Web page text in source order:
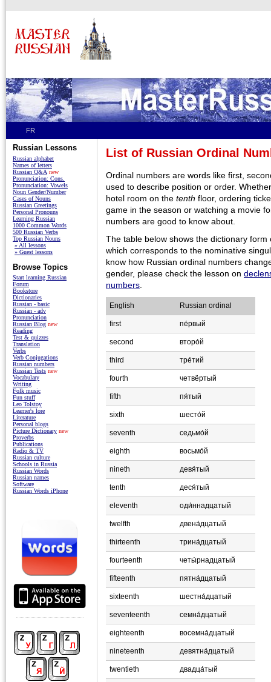
FR
List of Russian Ordinal
Ordinal numbers are words like first,
used to describe position or order.
hotel room on the tenth floor, ordering
game in the season or watching a movie
numbers are good to know about.
The table below shows the dictionary
which corresponds to the nominative
know how Russian ordinal numbers
gender, please check the lesson on
numbers
English Russian ordinal
first пе́рвый
second второ́й
third тре́тий
fourth четвёртый
fifth пя́тый
sixth шесто́й
seventh седьмо́й
eighth восьмо́й
nineth девя́тый
tenth деся́тый
eleventh оди́ннадцатый
twelfth двена́дцатый
thirteenth трина́дцатый
fourteenth четы́рнадцатый
fifteenth пятна́дцатый
sixteenth шестна́дцатый
seventeenth семна́дцатый
eighteenth восемна́дцатый
nineteenth девятна́дцатый
twentieth двадца́тый
Russian Lessons
Russian alphabet
Names of letters
Russian Q&A new
Pronunciation: Cons.
Pronunciation: Vowels
Noun Gender/Number
Cases of Nouns
Russian Greetings
Personal Pronouns
Learning Russian
1000 Common Words
500 Russian Verbs
Top Russian Nouns
» All lessons
» Guest lessons
Browse Topics
Start learning Russian
Forum
Bookstore
Dictionaries
Russian - basic
Russian - adv
Pronunciation
Russian Blog new
Reading
Test & quizzes
Translation
Verbs
Verb Conjugations
Russian numbers
Russian Tests new
Vocabulary
Writing
Folk music
Fun stuff
Leo Tolstoy
Learner's lore
Literature
Personal blogs
Picture Dictionary new
Proverbs
Publications
Radio & TV
Russian culture
Schools in Russia
Russian Words
Russian names
Software
Russian Words iPhone